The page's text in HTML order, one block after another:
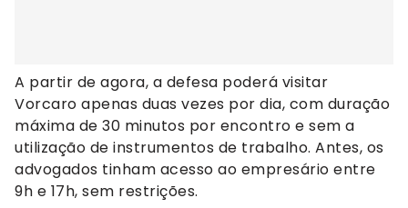
A partir de agora, a defesa poderá visitar
Vorcaro apenas duas vezes por dia, com duração
máxima de 30 minutos por encontro e sem a
utilização de instrumentos de trabalho. Antes, os
advogados tinham acesso ao empresário entre
9h e 17h, sem restrições.